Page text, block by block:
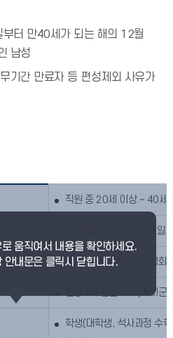
터 만40세가 되는 해의 12월
남성
기간 만료자 등 편성제외 사유가
직원 중 20세 이상 ~ 40세
신규임용 및 전입 후 14일
예비군대대 사무실(학생회
민방위대원신고서 (예비군
학생(대학생, 석사과정 수